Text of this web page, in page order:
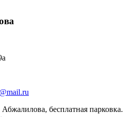
бесплатная парковка.